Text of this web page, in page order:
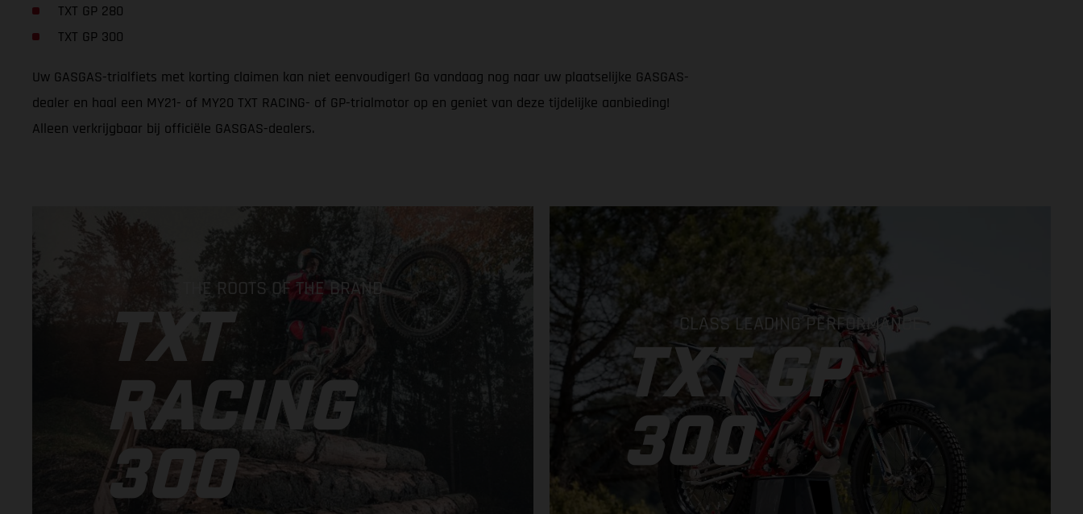
TXT GP 280
TXT GP 300
Uw GASGAS-trialfiets met korting claimen kan niet eenvoudiger! Ga vandaag nog naar uw plaatselijke GASGAS-
dealer en haal een MY21- of MY20 TXT RACING- of GP-trialmotor op en geniet van deze tijdelijke aanbieding!
Alleen verkrijgbaar bij officiële GASGAS-dealers.
THE ROOTS OF THE BRAND
TXT
RACING
300
CLASS LEADING PERFORMANCE
TXT GP
300